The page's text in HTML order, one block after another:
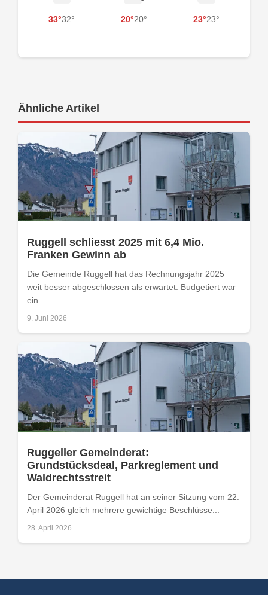
33°32° 20°20° 23°23°
Ähnliche Artikel
Ruggell schliesst 2025 mit 6,4 Mio.
Franken Gewinn ab
Die Gemeinde Ruggell hat das Rechnungsjahr 2025
weit besser abgeschlossen als erwartet. Budgetiert war
ein...
9. Juni 2026
Ruggeller Gemeinderat:
Grundstücksdeal, Parkreglement und
Waldrechtsstreit
Der Gemeinderat Ruggell hat an seiner Sitzung vom 22.
April 2026 gleich mehrere gewichtige Beschlüsse...
28. April 2026